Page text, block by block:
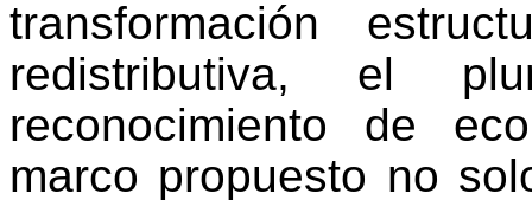
transformación
redistributiva, el
reconocimiento de
marco propuesto no